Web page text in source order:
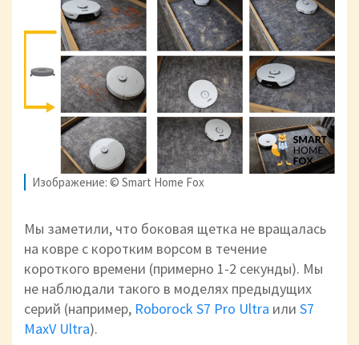
Изображение: © Smart Home Fox
Мы заметили, что боковая щетка не вращалась
на ковре с коротким ворсом в течение
короткого времени (примерно 1-2 секунды). Мы
не наблюдали такого в моделях предыдущих
серий (например, Roborock S7 Pro Ultra или S7
MaxV Ultra).